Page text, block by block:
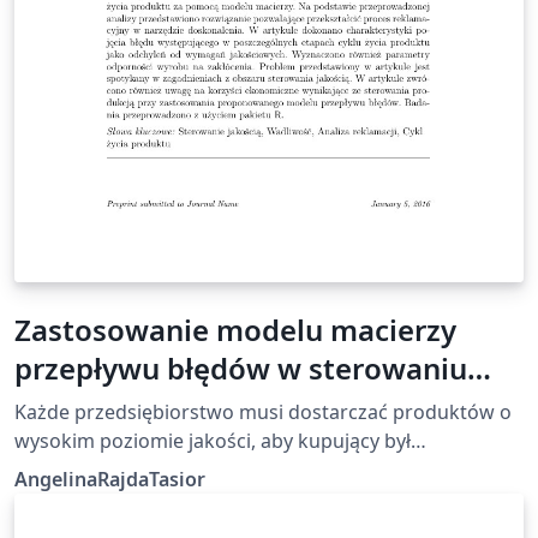
Zastosowanie modelu macierzy
przepływu błędów w sterowaniu
jakością wyrobów w zakładzie
produkcyjnym
Każde przedsiębiorstwo musi dostarczać produktów o
wysokim poziomie jakości, aby kupujący był
zainteresowany danym wyrobem. Wydaje się
oczywistym, że oczekiwania oraz zadowolenie nabywcy
AngelinaRajdaTasior